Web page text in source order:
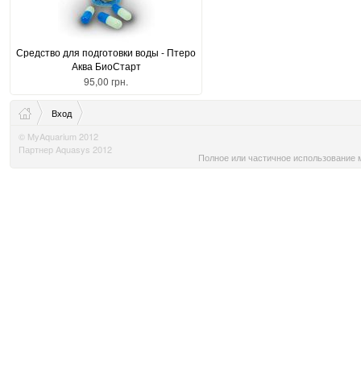
Средство для подготовки воды - Птеро
Аква БиоСтарт
95,00 грн.
Вход
© MyAquarium 2012
Партнер Aquasys 2012
Полное или частичное